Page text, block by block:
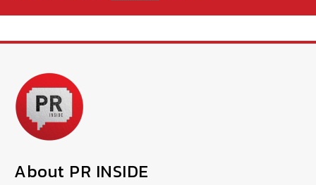
About PR INSIDE